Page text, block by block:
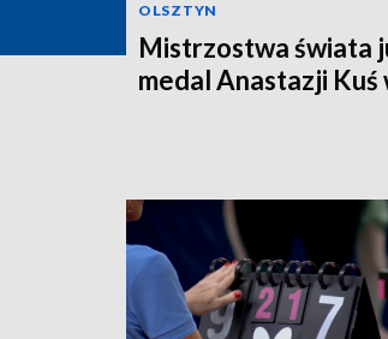
OLSZTYN
Mistrzostwa świata
medal Anastazji Kuś